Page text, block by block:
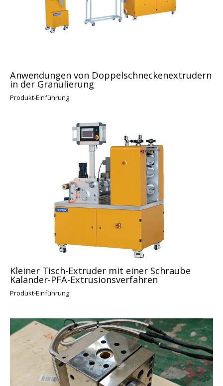
Anwendungen von Doppelschneckenextrudern
in der Granulierung
Produkt-Einführung
Kleiner Tisch-Extruder mit einer Schraube
Kalander-PFA-Extrusionsverfahren
Produkt-Einführung